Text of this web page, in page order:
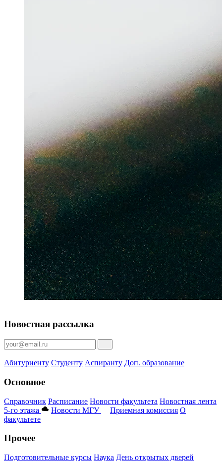
Новостная рассылка
Абитуриенту Студенту Аспиранту Доп. образование
Основное
Справочник Расписание Новости факультета Новостная лента
5-го этажа
Новости МГУ Приемная комиссия О
факультете
Прочее
Подготовительные курсы Наука День открытых дверей